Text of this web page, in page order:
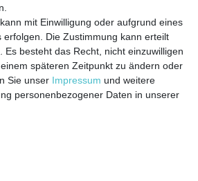
und auf dem Laufenden
bleiben!
Neuigkeiten verpassen?
noch heute zu unserem Newsletter an:
mit Einwilligung oder aufgrund eines
erfolgen. Die Zustimmung kann erteilt
Es besteht das Recht, nicht einzuwilligen
späteren Zeitpunkt zu ändern oder
Sie unser Impressum und weitere
personenbezogener Daten in unserer